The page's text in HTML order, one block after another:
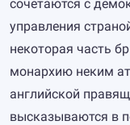
сочетаются с
управления
некоторая часть
монархию неким
английской
высказываются в